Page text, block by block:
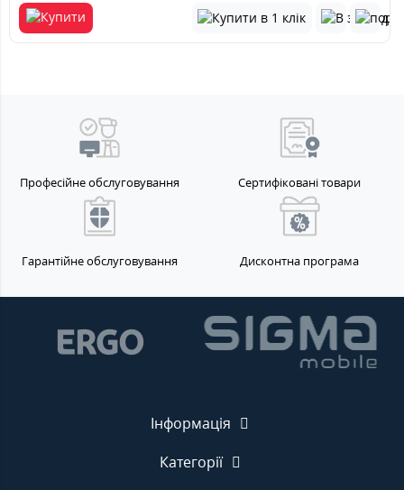
Професійне обслуговування Сертифіковані товари
Гарантійне обслуговування Дисконтна програма
Інформація
Категорії